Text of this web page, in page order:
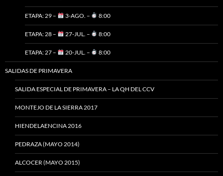
ETAPA: 29 – 3-AGO. – 8:00
ETAPA: 28 – 27-JUL. – 8:00
ETAPA: 27 – 20-JUL. – 8:00
SALIDAS DE PRIMAVERA
SALIDA ESPECIAL DE PRIMAVERA – LA QH DEL CCV
MONTEJO DE LA SIERRA 2017
HIENDELAENCINA 2016
PEDRAZA (MAYO 2014)
ALCOCER (MAYO 2015)